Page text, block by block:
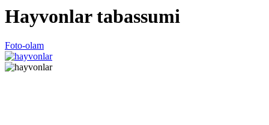
Hayvonlar tabassumi
Foto-olam